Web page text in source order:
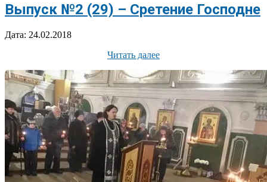
Выпуск №2 (29) – Сретение Господне
2018-
Дата: 24.02.2018
Читать далее